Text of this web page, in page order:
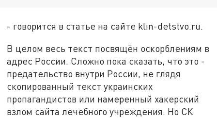
- говорится в статье на сайте klin-detstvo.ru.
В целом весь текст посвящён оскорблениям в
адрес России. Сложно пока сказать, что это -
предательство внутри России, не глядя
скопированный текст украинских
пропагандистов или намеренный хакерский
взлом сайта лечебного учреждения. Но СК